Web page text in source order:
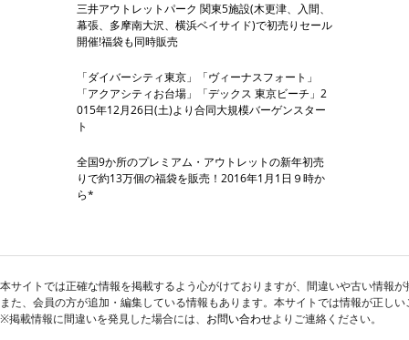
三井アウトレットパーク 関東5施設(木更津、入間、
幕張、多摩南大沢、横浜ベイサイド)で初売りセール
開催!福袋も同時販売
「ダイバーシティ東京」「ヴィーナスフォート」
「アクアシティお台場」「デックス 東京ビーチ」2
015年12月26日(土)より合同大規模バーゲンスター
ト
全国9か所のプレミアム・アウトレットの新年初売
りで約13万個の福袋を販売！2016年1月1日９時か
ら*
本サイトでは正確な情報を掲載するよう心がけておりますが、間違いや古い情報
また、会員の方が追加・編集している情報もあります。本サイトでは情報が正し
※掲載情報に間違いを発見した場合には、 お問い合わせよりご連絡ください。